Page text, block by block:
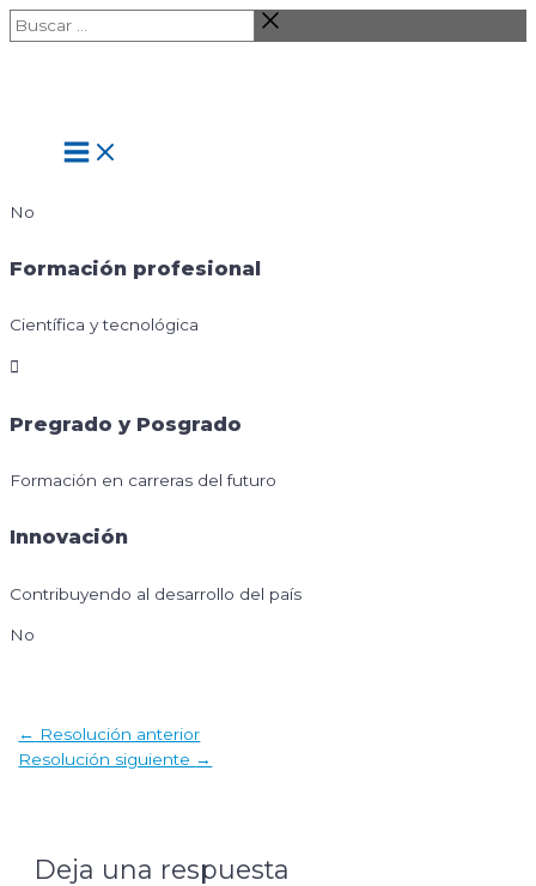
Ir
al
Buscar
…
Main
Menu
No
Formación profesional
Científica y tecnológica
Pregrado y Posgrado
Formación en carreras del futuro
Innovación
Contribuyendo al desarrollo del país
No
Navegación
de
← Resolución anterior
Resolución siguiente →
Deja una respuesta